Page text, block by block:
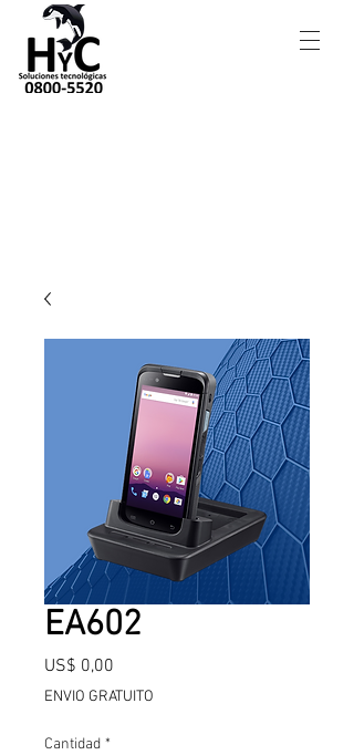
EA602
US$ 0,00
ENVIO GRATUITO
Cantidad *